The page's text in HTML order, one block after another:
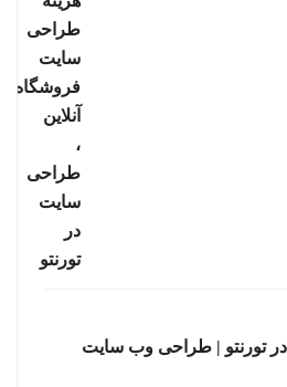
تورنتو | طراحی وب سایت